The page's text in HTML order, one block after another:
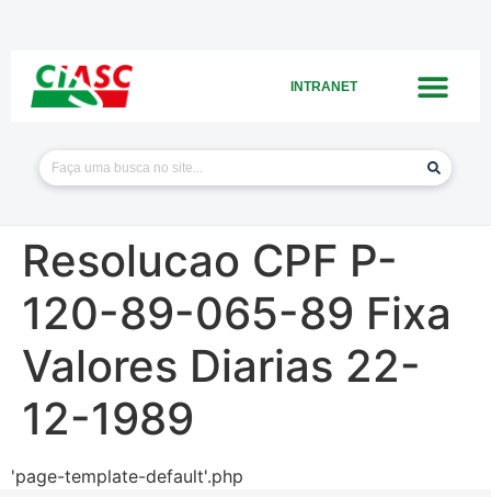
INTRANET
Resolucao CPF P-
120-89-065-89 Fixa
Valores Diarias 22-
12-1989
'page-template-default'.php